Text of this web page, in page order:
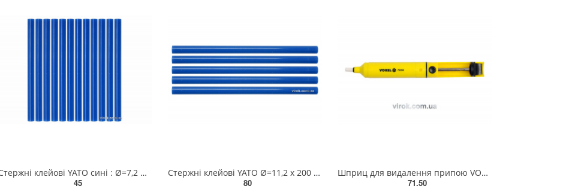
Стержні клейові YATO сині : Ø=7,2 мм, L=100 мм, уп. 12 шт. [50] YT-82443
45
Стержні клейові YATO Ø=11,2 х 200 мм. сині .уп. 5 шт. [40] YT-82435
80
Шприц для видалення припою VOREL [100] 79390
71.50